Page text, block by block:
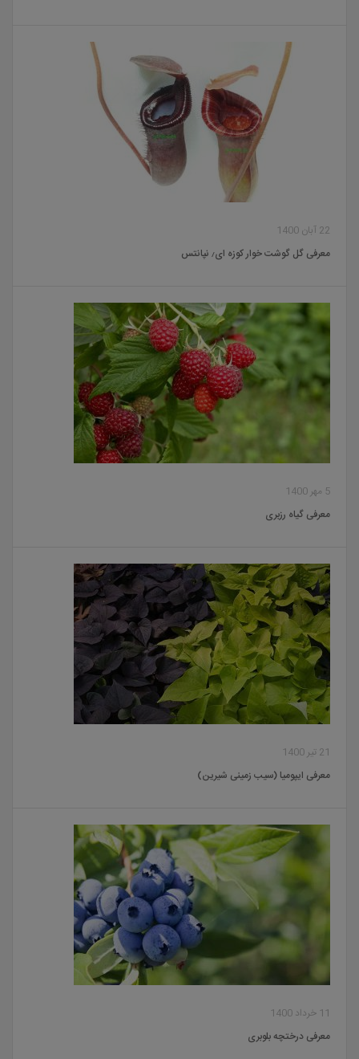
22 آبان 1400
معرفی گل گوشت خوار کوزه ای٫ نپانتس
5 مهر 1400
معرفی گیاه رزبری
21 تیر 1400
معرفی ایپومیا (سیب زمینی شیرین)
11 خرداد 1400
معرفی درختچه بلوبری